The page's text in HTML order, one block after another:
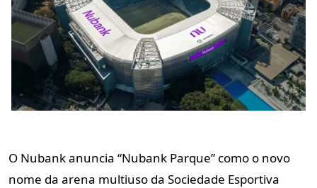
O Nubank anuncia “Nubank Parque” como o novo
nome da arena multiuso da Sociedade Esportiva